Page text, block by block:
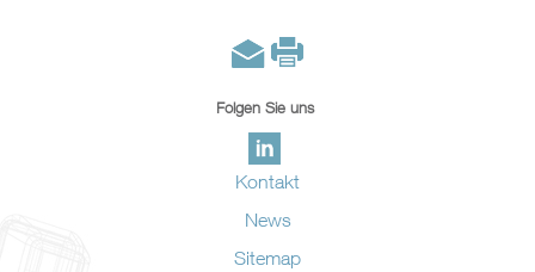
Folgen Sie uns
Kontakt
News
Sitemap